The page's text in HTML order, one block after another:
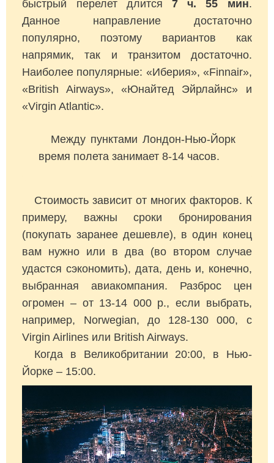
быстрый перелет длится 7 ч. 55 мин.
Данное направление достаточно
популярно, поэтому вариантов как
напрямик, так и транзитом достаточно.
Наиболее популярные: «Иберия», «Finnair»,
«British Airways», «Юнайтед Эйрлайнс» и
«Virgin Atlantic».
Между пунктами Лондон-Нью-Йорк
время полета занимает 8-14 часов.
Стоимость зависит от многих факторов. К
примеру, важны сроки бронирования
(покупать заранее дешевле), в один конец
вам нужно или в два (во втором случае
удастся сэкономить), дата, день и, конечно,
выбранная авиакомпания. Разброс цен
огромен – от 13-14 000 р., если выбрать,
например, Norwegian, до 128-130 000, с
Virgin Airlines или British Airways.
Когда в Великобритании 20:00, в Нью-
Йорке – 15:00.